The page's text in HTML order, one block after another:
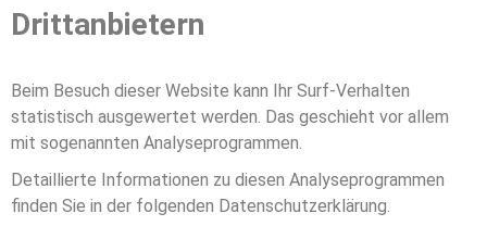
Dritt­anbietern
Beim Besuch dieser Website kann Ihr Surf-Verhalten
statistisch ausgewertet werden. Das geschieht vor allem
mit sogenannten Analyseprogrammen.
Detaillierte Informationen zu diesen Analyseprogrammen
finden Sie in der folgenden Datenschutzerklärung.